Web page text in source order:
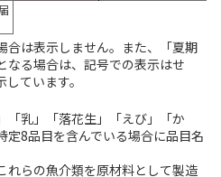
合は表示しません。また、「夏期
なる場合は、記号での表示はせ
ています。
「乳」「落花生」「えび」「か
定8品目を含んでいる場合に品目名
らの魚介類を原材料として製造